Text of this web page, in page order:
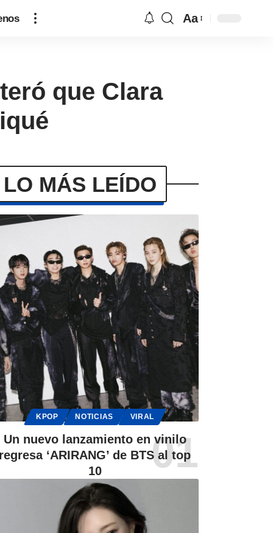
Aa
que Clara
LO MÁS LEÍDO
KPOP NOTICIAS VIRAL
Un nuevo lanzamiento en vinilo
regresa ‘ARIRANG’ de BTS al top
10